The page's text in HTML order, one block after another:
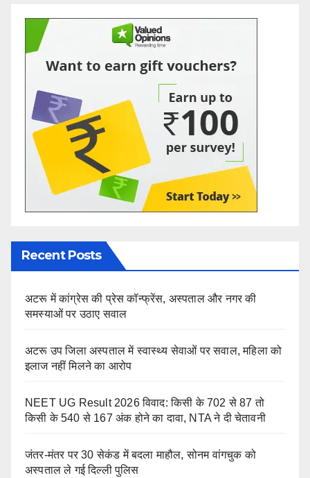
Recent Posts
अटरू में कांग्रेस की प्रेस कॉन्फ्रेंस, अस्पताल और नगर की
समस्याओं पर उठाए सवाल
अटरू उप जिला अस्पताल में स्वास्थ्य सेवाओं पर सवाल, महिला को
इलाज नहीं मिलने का आरोप
NEET UG Result 2026 विवाद: किसी के 702 से 87 तो
किसी के 540 से 167 अंक होने का दावा, NTA ने दी चेतावनी
जंतर-मंतर पर 30 सेकंड में बदला माहौल, सोनम वांगचुक को
अस्पताल ले गई दिल्ली पुलिस